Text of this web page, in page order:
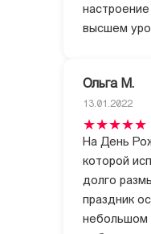
высшем
Ольга М.
13.01.2022
На День
которой
долго
праздник
небольшом